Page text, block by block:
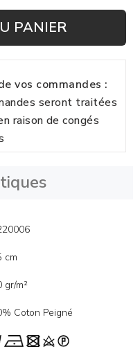
PANIER
vos commandes :
seront traitées
raison de congés
cm
gr/m²
Coton Peigné